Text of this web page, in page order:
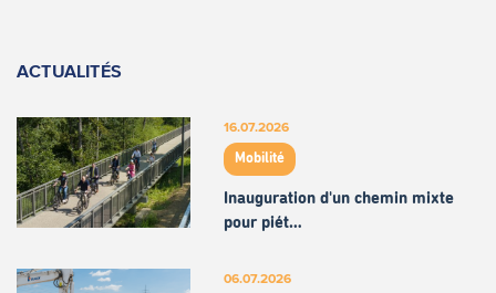
ACTUALITÉS
16.07.2026
Mobilité
Inauguration d'un chemin mixte
pour piét…
06.07.2026